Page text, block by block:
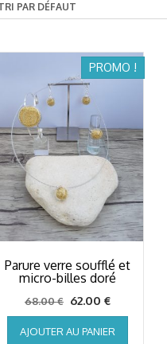
PROMO !
Parure verre soufflé et
micro-billes doré
68.00€ Le
prix
initial
62.00 €Le
prix
actuel
AJOUTER AU PANIER